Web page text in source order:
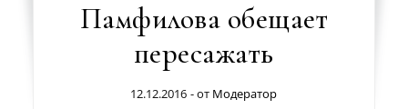
Памфилова обещает
пересажать
12.12.2016 - от Модератор